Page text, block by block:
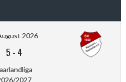
2026
5 - 4
2027